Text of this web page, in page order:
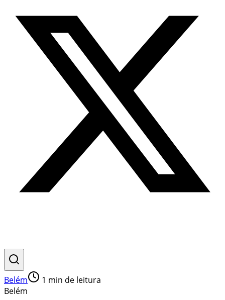
Belém 1 min de leitura
Belém